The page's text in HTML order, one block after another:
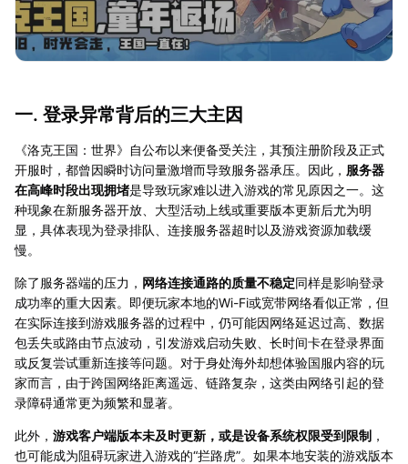
一. 登录异常背后的三大主因
《洛克王国：世界》自公布以来便备受关注，其预注册阶段及正式
开服时，都曾因瞬时访问量激增而导致服务器承压。因此， 服务器
在高峰时段出现拥堵是导致玩家难以进入游戏的常见原因之一。这
种现象在新服务器开放、大型活动上线或重要版本更新后尤为明
显，具体表现为登录排队、连接服务器超时以及游戏资源加载缓
慢。
除了服务器端的压力， 网络连接通路的质量不稳定同样是影响登录
成功率的重大因素。即便玩家本地的Wi-Fi或宽带网络看似正常，但
在实际连接到游戏服务器的过程中，仍可能因网络延迟过高、数据
包丢失或路由节点波动，引发游戏启动失败、长时间卡在登录界面
或反复尝试重新连接等问题。对于身处海外却想体验国服内容的玩
家而言，由于跨国网络距离遥远、链路复杂，这类由网络引起的登
录障碍通常更为频繁和显著。
此外， 游戏客户端版本未及时更新，或是设备系统权限受到限制 ，
也可能成为阻碍玩家进入游戏的“拦路虎”。如果本地安装的游戏版本